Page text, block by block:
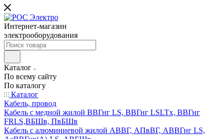
Интернет-магазин
электрооборудования
Каталог
По всему сайту
По каталогу
Каталог
Кабель, провод
Кабель с медной жилой ВВГнг LS, ВВГнг LSLTx, ВВГнг
FRLS,ВБШв, ПвБШв
Кабель с алюминиевой жилой АВВГ, АПвВГ, АВВГнг LS,